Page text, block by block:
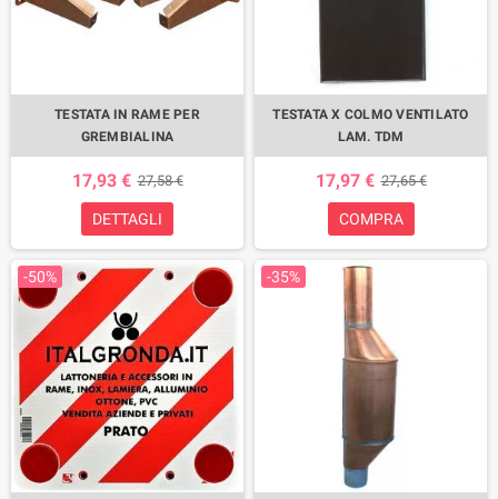
TESTATA IN RAME PER
GREMBIALINA
17,93 € 27,58 €
DETTAGLI
TESTATA X COLMO VENTILATO
LAM. TDM
17,97 € 27,65 €
COMPRA
-50% -35%